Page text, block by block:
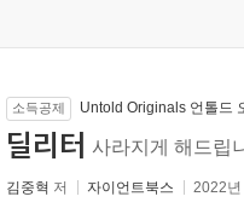
소득공제 Untold Originals 언톨드
딜리터 사라지게 해드립
김중혁 저 자이언트북스 2022년